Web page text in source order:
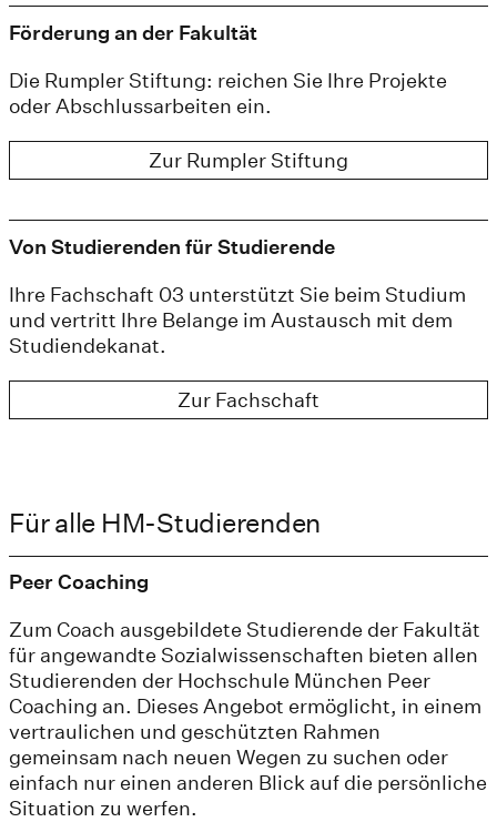
Förderung an der Fakultät
Die Rumpler Stiftung: reichen Sie Ihre Projekte
oder Abschlussarbeiten ein.
Zur Rumpler Stiftung
Von Studierenden für Studierende
Ihre Fachschaft 03 unterstützt Sie beim Studium
und vertritt Ihre Belange im Austausch mit dem
Studiendekanat.
Zur Fachschaft
Für alle HM-Studierenden
Peer Coaching
Zum Coach ausgebildete Studierende der Fakultät
für angewandte Sozialwissenschaften bieten allen
Studierenden der Hochschule München Peer
Coaching an. Dieses Angebot ermöglicht, in einem
vertraulichen und geschützten Rahmen
gemeinsam nach neuen Wegen zu suchen oder
einfach nur einen anderen Blick auf die persönliche
Situation zu werfen.